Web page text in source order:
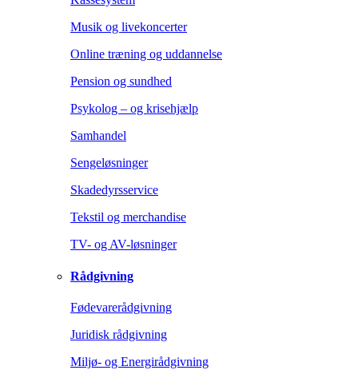
Musik og livekoncerter
Online træning og uddannelse
Pension og sundhed
Psykolog – og krisehjælp
Samhandel
Sengeløsninger
Skadedyrsservice
Tekstil og merchandise
TV- og AV-løsninger
Rådgivning
Fødevarerådgivning
Juridisk rådgivning
Miljø- og Energirådgivning